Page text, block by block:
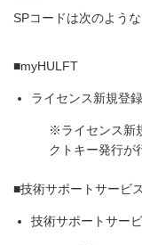
SPコードは次のよう
■myHULFT
ライセンス新規登録
※ライセンス新
クトキー発行が
■技術サポートサービ
技術サポートサー